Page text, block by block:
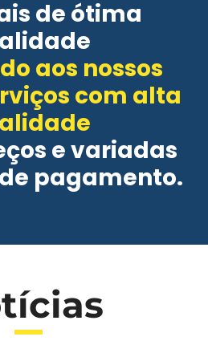
de ótima
aos nossos
com alta
e variadas
pagamento.